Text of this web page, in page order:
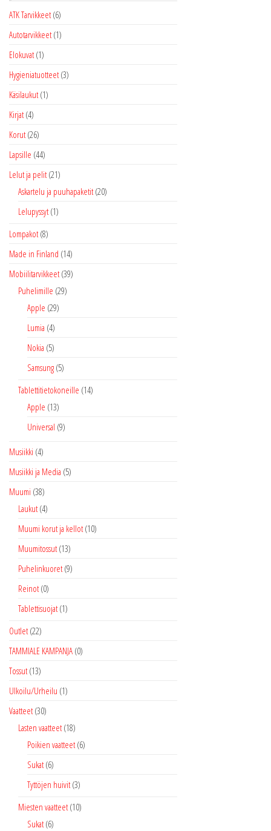
ATK Tarvikkeet (6)
Autotarvikkeet (1)
Elokuvat (1)
Hygieniatuotteet (3)
Käsilaukut (1)
Kirjat (4)
Korut (26)
Lapsille (44)
Lelut ja pelit (21)
Askartelu ja puuhapaketit (20)
Lelupyssyt (1)
Lompakot (8)
Made in Finland (14)
Mobiilitarvikkeet (39)
Puhelimille (29)
Apple (29)
Lumia (4)
Nokia (5)
Samsung (5)
Tablettitietokoneille (14)
Apple (13)
Universal (9)
Musiikki (4)
Musiikki ja Media (5)
Muumi (38)
Laukut (4)
Muumi korut ja kellot (10)
Muumitossut (13)
Puhelinkuoret (9)
Reinot (0)
Tablettisuojat (1)
Outlet (22)
TAMMIALE KAMPANJA (0)
Tossut (13)
Ulkoilu/Urheilu (1)
Vaatteet (30)
Lasten vaatteet (18)
Poikien vaatteet (6)
Sukat (6)
Tyttöjen huivit (3)
Miesten vaatteet (10)
Sukat (6)